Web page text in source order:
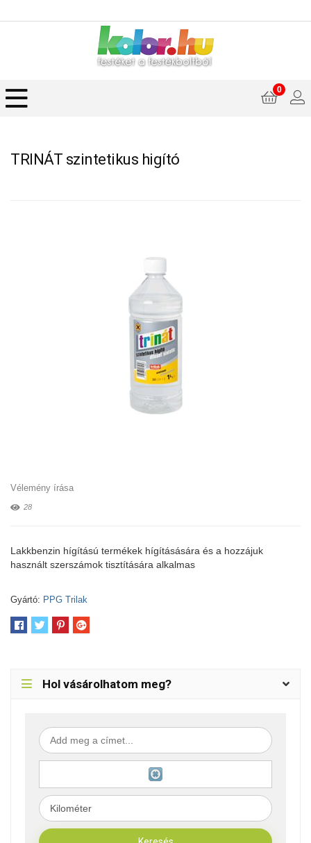
0
TRINÁT szintetikus higító
Vélemény írása
28
Lakkbenzin hígítású termékek hígításására és a hozzájuk
használt szerszámok tisztítására alkalmas
Gyártó: PPG Trilak
Hol vásárolhatom meg?